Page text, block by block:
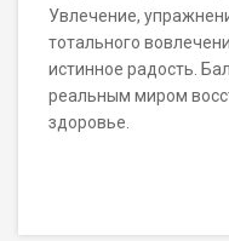
Увлечение,
тотального
истинное радость.
реальным миром
здоровье.